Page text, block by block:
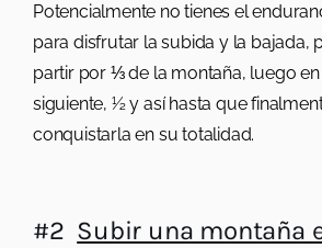
Potencialmente no tienes el
para disfrutar la subida y la bajada,
partir por ⅓ de la montaña, luego en
siguiente, ½ y así hasta que
conquistarla en su totalidad.
#2 Subir una montaña